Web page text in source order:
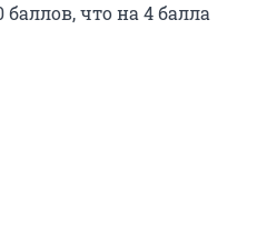
баллов, что на 4 балла